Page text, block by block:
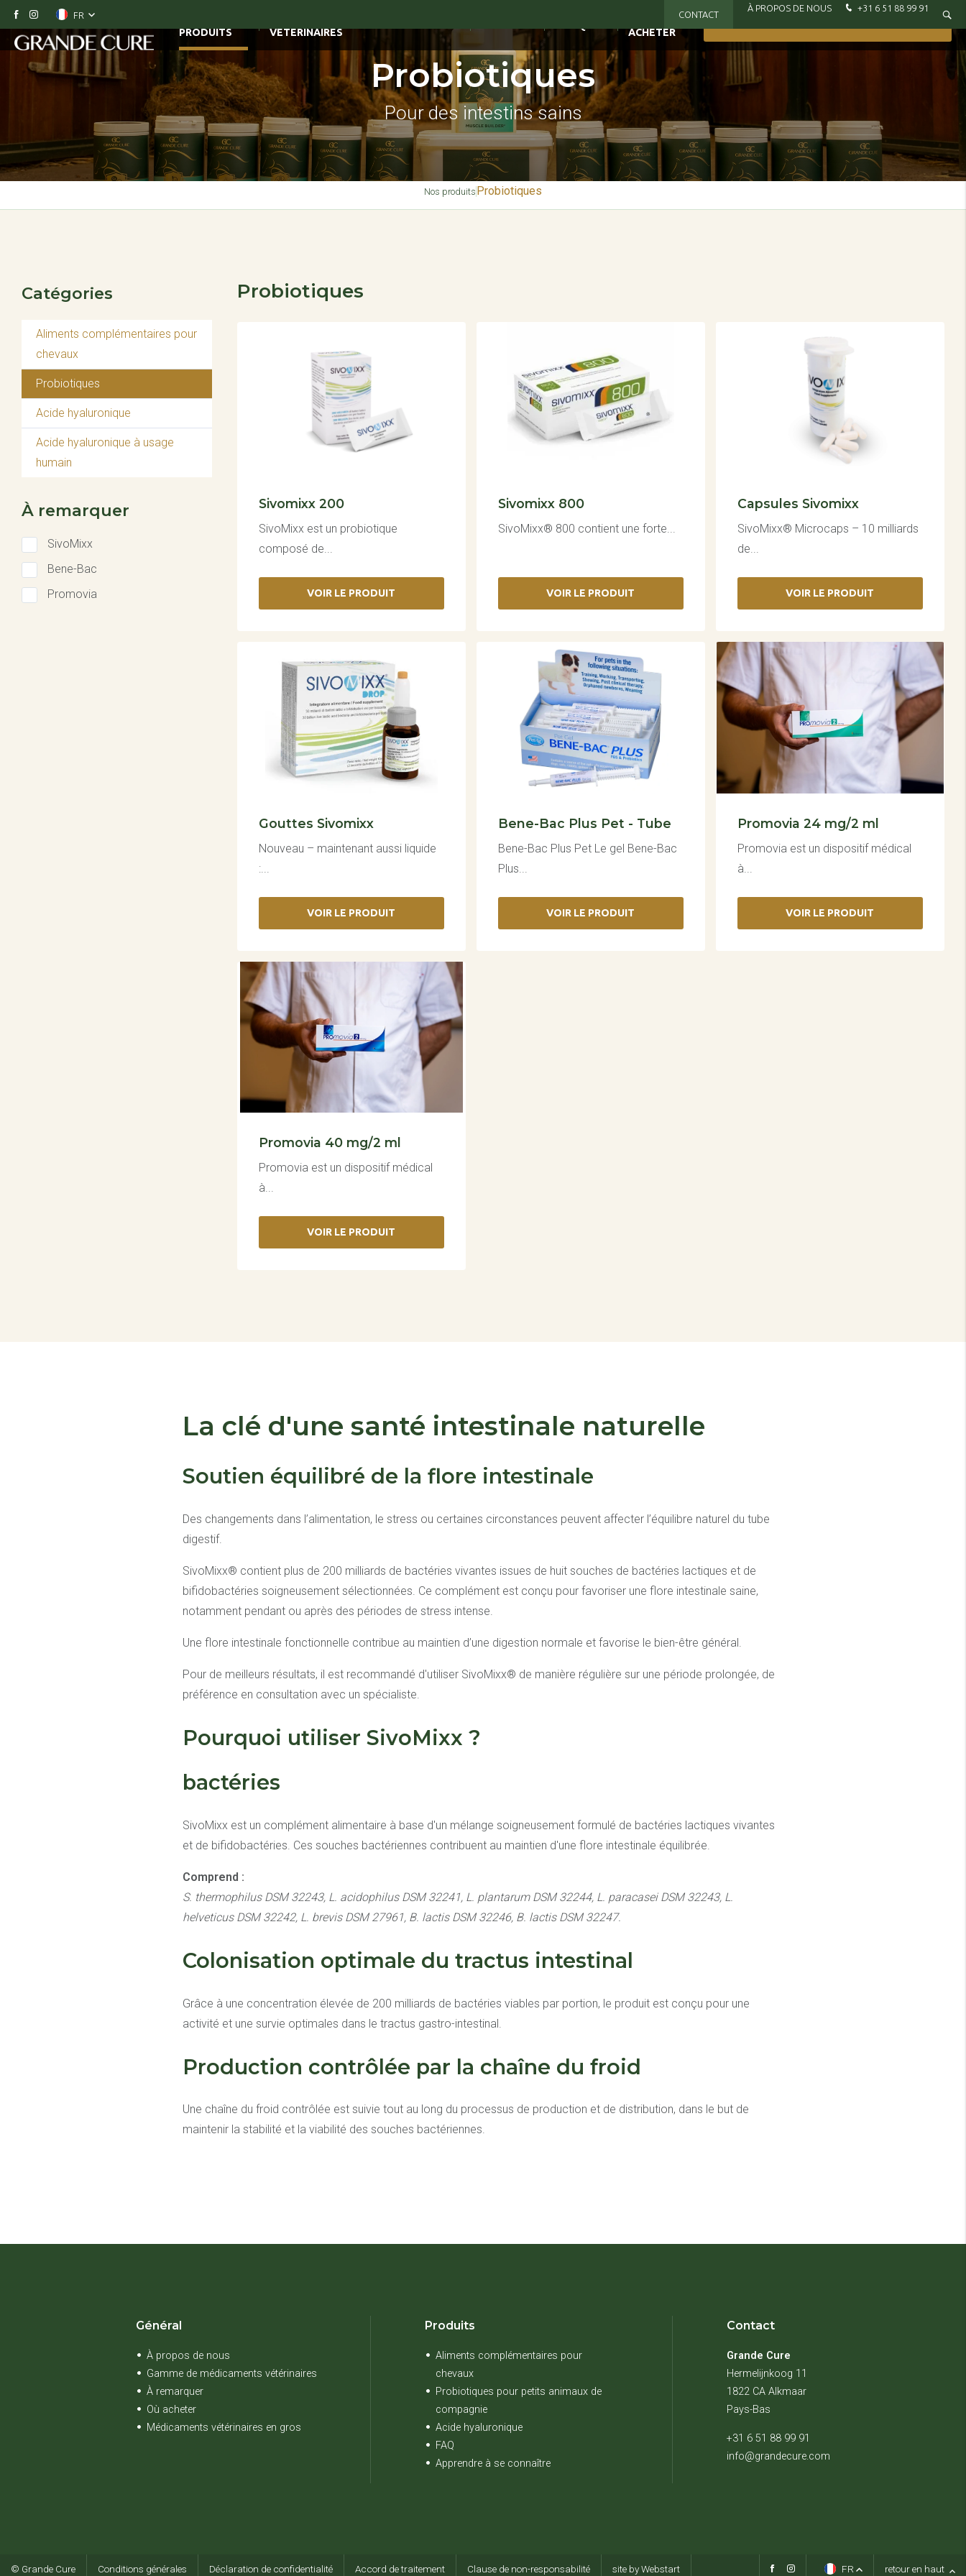
FR
+31 6 51 88 99 91
CONTACT
À PROPOS DE NOUS
PRODUITS
VÉTÉRINAIRES
ACHETER
Probiotiques
Pour des intestins sains
Nos produits Probiotiques
Catégories
Aliments complémentaires pour
chevaux
Probiotiques
Acide hyaluronique
Acide hyaluronique à usage
humain
À remarquer
SivoMixx
Bene-Bac
Promovia
Probiotiques
Sivomixx 200
SivoMixx est un probiotique
composé de...
VOIR LE PRODUIT
Sivomixx 800
SivoMixx® 800 contient une forte...
VOIR LE PRODUIT
Capsules Sivomixx
SivoMixx® Microcaps – 10 milliards
de...
VOIR LE PRODUIT
Gouttes Sivomixx
Nouveau – maintenant aussi liquide
:...
VOIR LE PRODUIT
Bene-Bac Plus Pet - Tube
Bene-Bac Plus Pet Le gel Bene-Bac
Plus...
VOIR LE PRODUIT
Promovia 24 mg/2 ml
Promovia est un dispositif médical
à...
VOIR LE PRODUIT
Promovia 40 mg/2 ml
Promovia est un dispositif médical
à...
VOIR LE PRODUIT
La clé d'une santé intestinale naturelle
Soutien équilibré de la flore intestinale
Des changements dans l’alimentation, le stress ou certaines circonstances peuvent affecter l’équilibre naturel du tube
digestif.
SivoMixx® contient plus de 200 milliards de bactéries vivantes issues de huit souches de bactéries lactiques et de
bifidobactéries soigneusement sélectionnées. Ce complément est conçu pour favoriser une flore intestinale saine,
notamment pendant ou après des périodes de stress intense.
Une flore intestinale fonctionnelle contribue au maintien d’une digestion normale et favorise le bien-être général.
Pour de meilleurs résultats, il est recommandé d'utiliser SivoMixx® de manière régulière sur une période prolongée, de
préférence en consultation avec un spécialiste.
Pourquoi utiliser SivoMixx ?
bactéries
SivoMixx est un complément alimentaire à base d'un mélange soigneusement formulé de bactéries lactiques vivantes
et de bifidobactéries. Ces souches bactériennes contribuent au maintien d'une flore intestinale équilibrée.
Comprend :
S. thermophilus DSM 32243, L. acidophilus DSM 32241, L. plantarum DSM 32244, L. paracasei DSM 32243, L.
helveticus DSM 32242, L. brevis DSM 27961, B. lactis DSM 32246, B. lactis DSM 32247.
Colonisation optimale du tractus intestinal
Grâce à une concentration élevée de 200 milliards de bactéries viables par portion, le produit est conçu pour une
activité et une survie optimales dans le tractus gastro-intestinal.
Production contrôlée par la chaîne du froid
Une chaîne du froid contrôlée est suivie tout au long du processus de production et de distribution, dans le but de
maintenir la stabilité et la viabilité des souches bactériennes.
Général
À propos de nous
Gamme de médicaments vétérinaires
À remarquer
Où acheter
Médicaments vétérinaires en gros
Produits
Aliments complémentaires pour
chevaux
Probiotiques pour petits animaux de
compagnie
Acide hyaluronique
FAQ
Apprendre à se connaître
Contact
Grande Cure
Hermelijnkoog 11
1822 CA Alkmaar
Pays-Bas
+31 6 51 88 99 91
info@grandecure.com
© Grande Cure Conditions générales Déclaration de confidentialité Accord de traitement Clause de non-responsabilité site by Webstart FR retour en haut